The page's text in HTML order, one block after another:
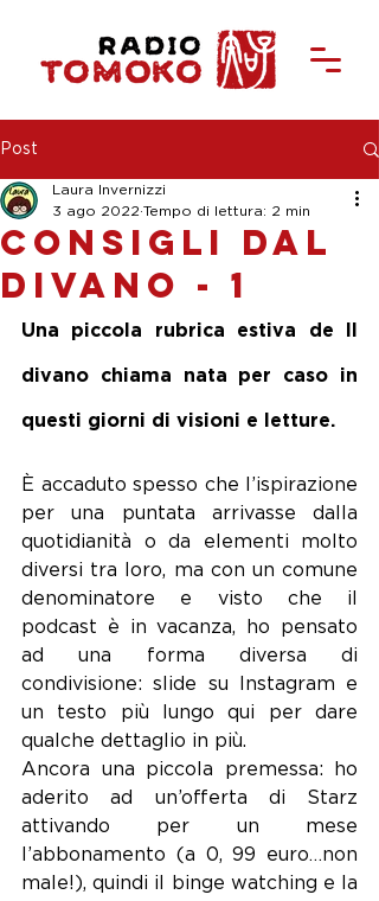
Post
Consigli dal
divano - 1
Laura Invernizzi
3 ago 2022 Tempo di lettura: 2 min
Una piccola rubrica estiva de Il
divano chiama nata per caso in
questi giorni di visioni e letture.
È accaduto spesso che l’ispirazione
per una puntata arrivasse dalla
quotidianità o da elementi molto
diversi tra loro, ma con un comune
denominatore e visto che il
podcast è in vacanza, ho pensato
ad una forma diversa di
condivisione: slide su Instagram e
un testo più lungo qui per dare
qualche dettaglio in più.
Ancora una piccola premessa: ho
aderito ad un’offerta di Starz
attivando per un mese
l’abbonamento (a 0, 99 euro…non
male!), quindi il binge watching e la